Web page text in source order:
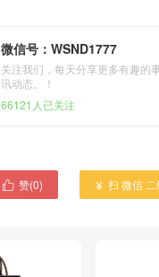
微信号：WSND1777
关注我们，每天分享更多有趣的
讯动态。！
66121人已关注
 赞(0)  扫 微信 二